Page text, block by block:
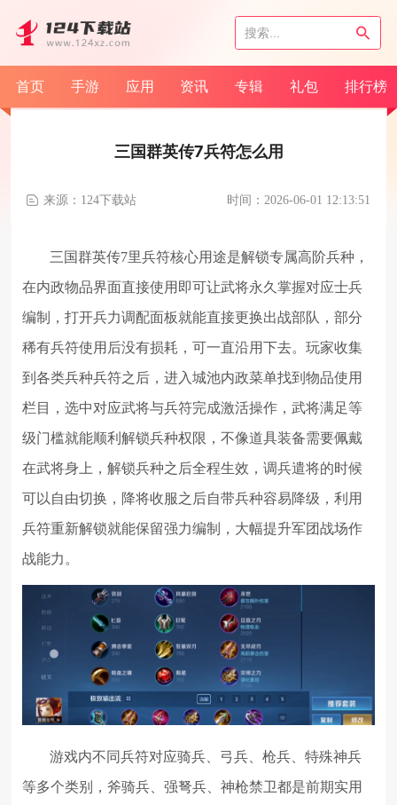
首页 手游 应用 资讯 专辑 礼包 排行榜
三国群英传7兵符怎么用
来源：124下载站 时间：2026-06-01 12:13:51
三国群英传7里兵符核心用途是解锁专属高阶兵种，
在内政物品界面直接使用即可让武将永久掌握对应士兵
编制，打开兵力调配面板就能直接更换出战部队，部分
稀有兵符使用后没有损耗，可一直沿用下去。玩家收集
到各类兵种兵符之后，进入城池内政菜单找到物品使用
栏目，选中对应武将与兵符完成激活操作，武将满足等
级门槛就能顺利解锁兵种权限，不像道具装备需要佩戴
在武将身上，解锁兵种之后全程生效，调兵遣将的时候
可以自由切换，降将收服之后自带兵种容易降级，利用
兵符重新解锁就能保留强力编制，大幅提升军团战场作
战能力。
游戏内不同兵符对应骑兵、弓兵、枪兵、特殊神兵
等多个类别，斧骑兵、强弩兵、神枪禁卫都是前期实用